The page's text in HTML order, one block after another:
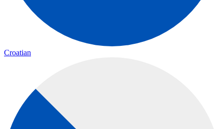
Croatian